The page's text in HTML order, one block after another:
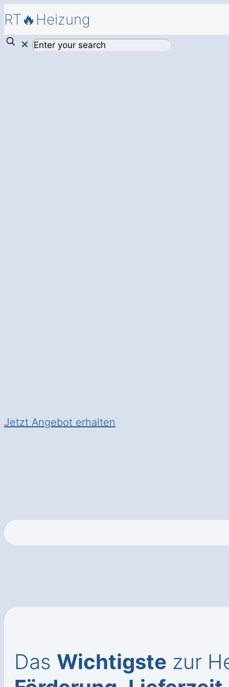
RT🔥Heizung
✕
Jetzt Angebot erhalten
Das Wichtigste zur